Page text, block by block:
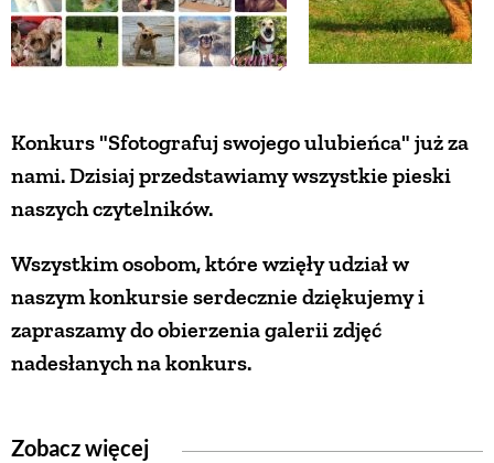
Konkurs "Sfotografuj swojego ulubieńca" już za
nami. Dzisiaj przedstawiamy wszystkie pieski
naszych czytelników.
Wszystkim osobom, które wzięły udział w
naszym konkursie serdecznie dziękujemy i
zapraszamy do obierzenia galerii zdjęć
nadesłanych na konkurs.
Zobacz więcej
RĘKODZIEŁO
ZWYCZAJE
ZRÓB TO SAM
PRZEPISY